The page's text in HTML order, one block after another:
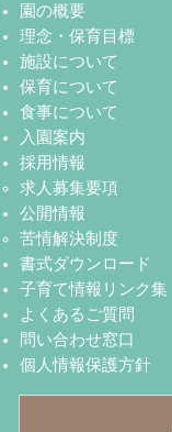
園の概要
理念・保育目標
施設について
保育について
食事について
入園案内
採用情報
求人募集要項
公開情報
苦情解決制度
書式ダウンロード
子育て情報リンク集
よくあるご質問
問い合わせ窓口
個人情報保護方針